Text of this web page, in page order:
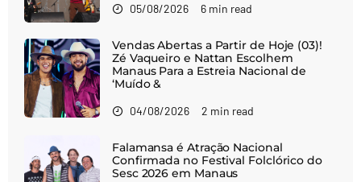
05/08/2026 6 min read
Vendas Abertas a Partir de Hoje (03)!
Zé Vaqueiro e Nattan Escolhem
Manaus Para a Estreia Nacional de
‘Muído &
04/08/2026 2 min read
Falamansa é Atração Nacional
Confirmada no Festival Folclórico do
Sesc 2026 em Manaus